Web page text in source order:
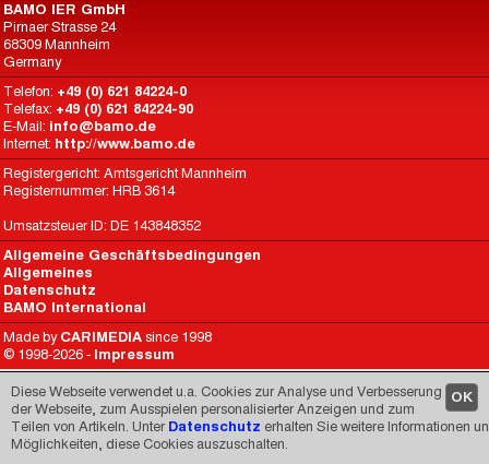
OK
Diese Webseite verwendet u.a. Cookies zur Analyse und Verbesserung
der Webseite, zum Ausspielen personalisierter Anzeigen und zum
Teilen von Artikeln. Unter Datenschutz erhalten Sie weitere Informationen
Möglichkeiten, diese Cookies auszuschalten.
BAMO IER GmbH
Pirnaer Strasse 24
68309 Mannheim
Germany
Telefon: +49 (0) 621 84224-0
Telefax: +49 (0) 621 84224-90
E-Mail: info@bamo.de
Internet: http://www.bamo.de
Registergericht: Amtsgericht Mannheim
Registernummer: HRB 3614
Umsatzsteuer ID: DE 143848352
Allgemeine Geschäftsbedingungen
Allgemeines
Datenschutz
BAMO International
Made by CARIMEDIA since 1998
© 1998-2026 - Impressum